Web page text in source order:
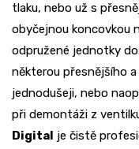
tlaku, nebo už s
obyčejnou koncovkou
odpružené jednotky
některou přesnějšího
jednodušeji, nebo
při demontáži z
Digital je čistě